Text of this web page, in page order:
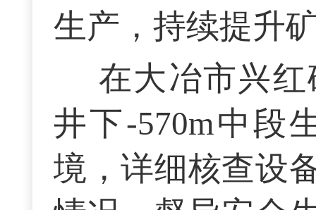
生产，持续提升
在大冶市兴
井下-570m中段
境，详细核查设